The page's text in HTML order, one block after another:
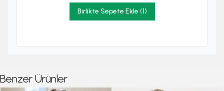
Birlikte Sepete Ekle (1)
Benzer Ürünler